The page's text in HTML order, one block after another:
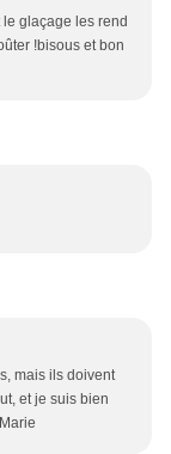
glaçage les rend
!bisous et bon
mais ils doivent
et je suis bien